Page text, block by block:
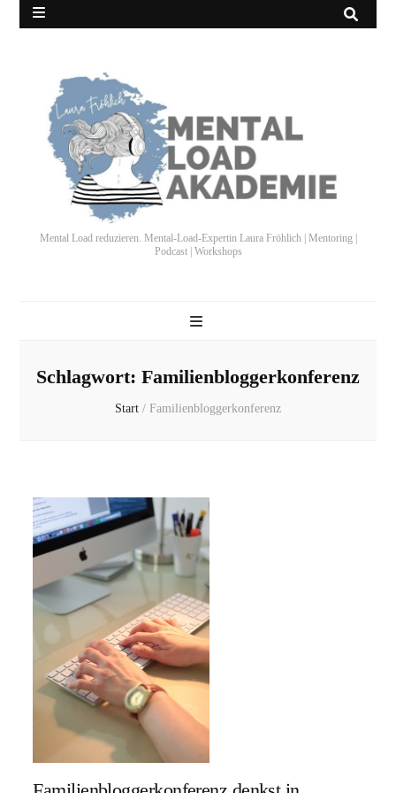
Mental Load reduzieren. Mental-Load-Expertin Laura Fröhlich | Mentoring |
Podcast | Workshops
Schlagwort: Familienbloggerkonferenz
Start / Familienbloggerkonferenz